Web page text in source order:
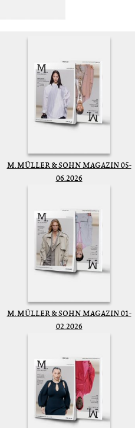
M. MÜLLER & SOHN MAGAZIN 05-
06.2026
M. MÜLLER & SOHN MAGAZIN 01-
02.2026